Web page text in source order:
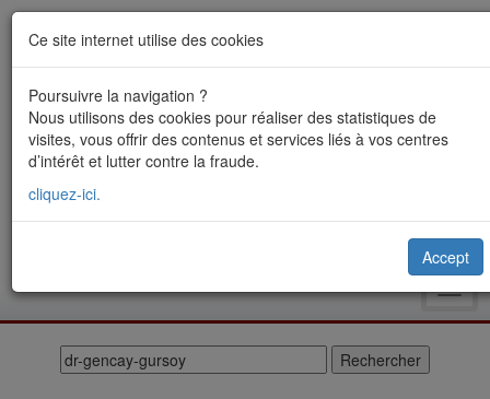
Ce site internet utilise des cookies
Poursuivre la navigation ?
Nous utilisons des cookies pour réaliser des statistiques de
visites, vous offrir des contenus et services liés à vos centres
d’intérêt et lutter contre la fraude.
cliquez-ici.
Accept